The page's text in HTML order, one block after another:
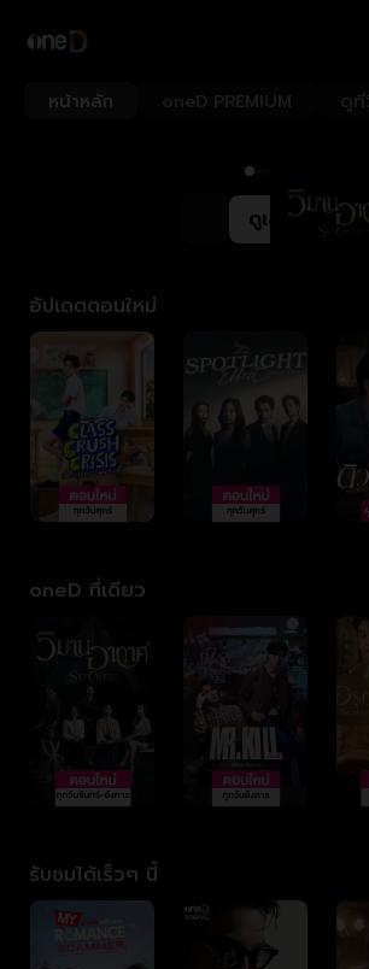
หน้าหลัก
ดูเลย
อัปเดตตอนใหม่
oneD ที่เดียว
รับชมได้เร็วๆ นี้